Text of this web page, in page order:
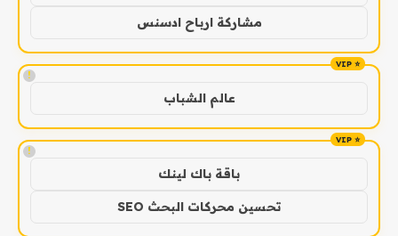
مشاركة ارباح ادسنس
!
عالم الشباب
!
باقة باك لينك
تحسين محركات البحث SEO